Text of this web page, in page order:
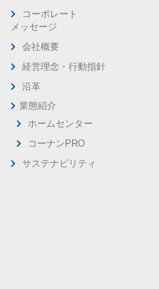
コーポレート
メッセージ
会社概要
経営理念・行動指針
沿革
業態紹介
ホームセンター
コーナンPRO
サステナビリティ